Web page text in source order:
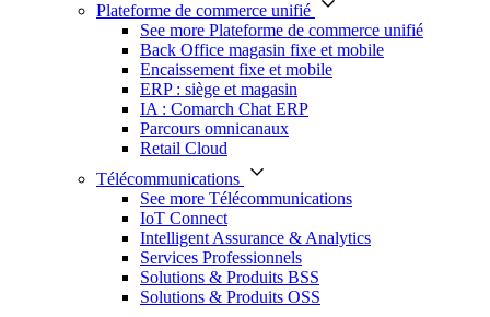
Plateforme de commerce unifié
See more Plateforme de commerce unifié
Back Office magasin fixe et mobile
Encaissement fixe et mobile
ERP : siège et magasin
IA : Comarch Chat ERP
Parcours omnicanaux
Retail Cloud
Télécommunications
See more Télécommunications
IoT Connect
Intelligent Assurance & Analytics
Services Professionnels
Solutions & Produits BSS
Solutions & Produits OSS